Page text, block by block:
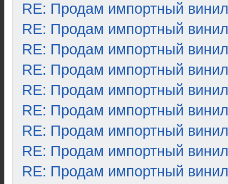
RE: Продам импортный винил
RE: Продам импортный винил
RE: Продам импортный винил
RE: Продам импортный винил
RE: Продам импортный винил
RE: Продам импортный винил
RE: Продам импортный винил
RE: Продам импортный винил
RE: Продам импортный винил